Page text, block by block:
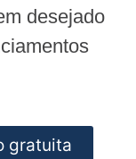
desejado
gratuita